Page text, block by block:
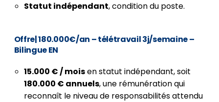
Statut indépendant, condition du poste.
Offre| 180.000€/an – télétravail 3j/semaine –
Bilingue EN
15.000 € / moisen statut indépendant, soit
180.000 € annuels, une rémunération qui
reconnaît le niveau de responsabilités attendu